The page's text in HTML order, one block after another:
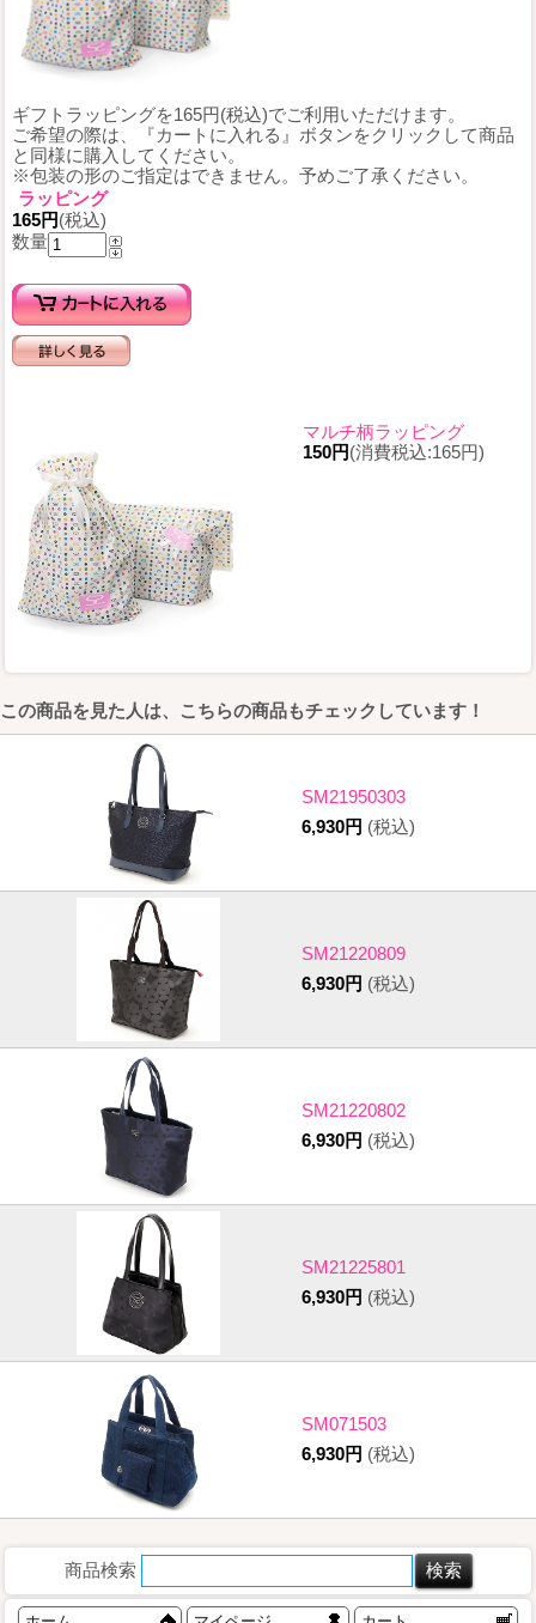
ギフトラッピングを165円(税込)でご利用いただけます。
ご希望の際は、『カートに入れる』ボタンをクリックして商品
と同様に購入してください。
※包装の形のご指定はできません。予めご了承ください。
ラッピング
165円(税込)
数量
マルチ柄ラッピング
150円(消費税込:165円)
この商品を見た人は、こちらの商品もチェックしています！
SM21950303
6,930円 (税込)
SM21220809
6,930円 (税込)
SM21220802
6,930円 (税込)
SM21225801
6,930円 (税込)
SM071503
6,930円 (税込)
商品検索